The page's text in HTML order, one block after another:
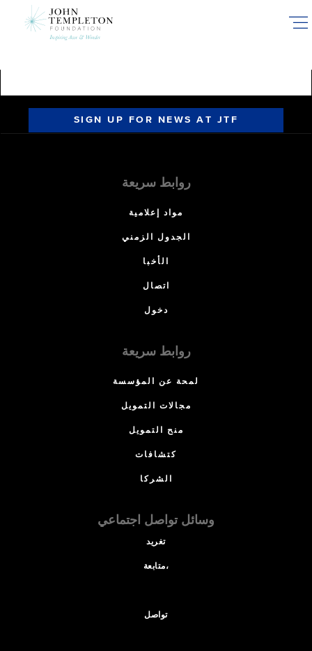
SIGN UP FOR NEWS AT JTF
روابط سريعة
مواد إعلامية
الجدول الزمني
الأخبا
اتصال
دخول
روابط سريعة
لمحة عن المؤسسة
مجالات التمويل
منح التمويل
كتشافات
الشركا
وسائل تواصل اجتماعي
تغريد
متابعة،
تواصل